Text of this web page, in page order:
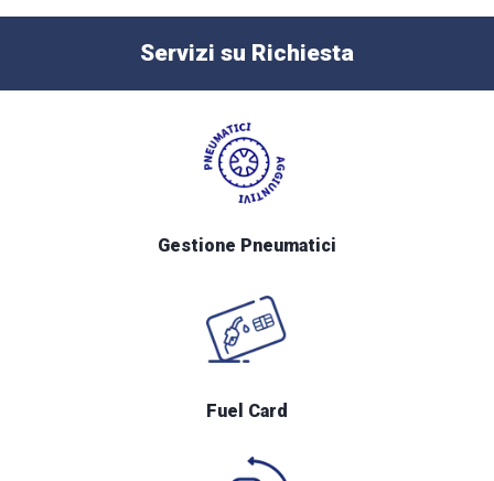
Servizi su Richiesta
Gestione Pneumatici
Fuel Card